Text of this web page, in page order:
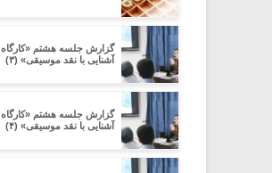
گزارش جلسه هشتم «کارگاه
آشنایی با نقد موسیقی» (۳)
گزارش جلسه هشتم «کارگاه
آشنایی با نقد موسیقی» (۴)